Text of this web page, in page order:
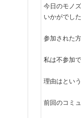
今日のモノ
いかがでした
参加された
私は不参加で
理由はとい
前回のコミ